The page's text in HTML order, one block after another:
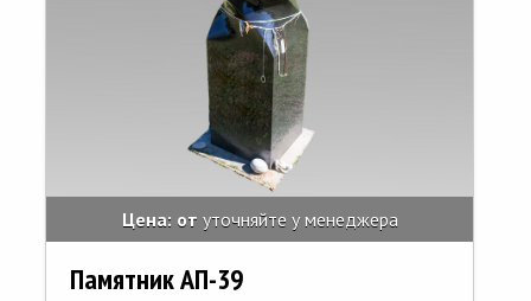
Цена: от уточняйте у менеджера
Памятник АП-39